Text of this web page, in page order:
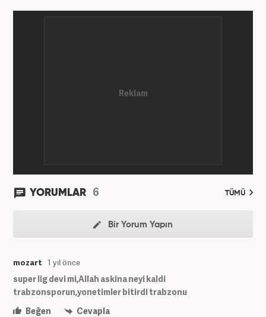
YORUMLAR 6 TÜMÜ
Bir Yorum Yapın
mozart 1 yıl önce
super lig devi mi,Allah askina neyi kaldi
trabzonsporun,yonetimler bitirdi trabzonu
Beğen
Cevapla